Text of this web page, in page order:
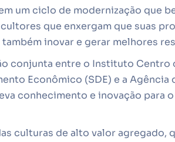
um ciclo de modernização que
que enxergam que suas
inovar e gerar melhores
conjunta entre o Instituto Centro
Econômico (SDE) e a Agência
conhecimento e inovação para
culturas de alto valor agregado,